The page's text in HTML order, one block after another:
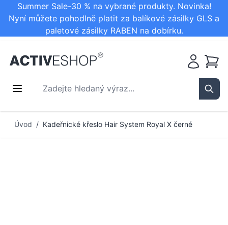
Summer Sale-30 % na vybrané produkty. Novinka!
Nyní můžete pohodlně platit za balíkové zásilky GLS a
paletové zásilky RABEN na dobírku.
Zadejte hledaný výraz...
Košík
Úvod / Kadeřnické křeslo Hair System Royal X černé